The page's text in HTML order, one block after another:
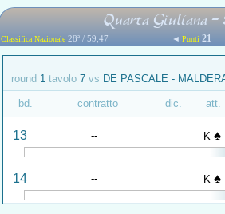
Quarta Giuliana -
Classifica Nazionale 28ª / 59,47 ◄ Punti 21
round 1 tavolo 7 vs DE PASCALE -
bd. contratto dic. att.
13 -- K ♠
14 -- K ♠